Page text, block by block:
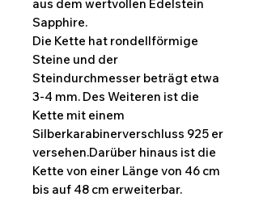
aus dem wertvollen Edelstein
Sapphire.
Die Kette hat rondellförmige
Steine und der
Steindurchmesser beträgt etwa
3-4 mm. Des Weiteren ist die
Kette mit einem
Silberkarabinerverschluss 925 er
versehen.Darüber hinaus ist die
Kette von einer Länge von 46 cm
bis auf 48 cm erweiterbar.